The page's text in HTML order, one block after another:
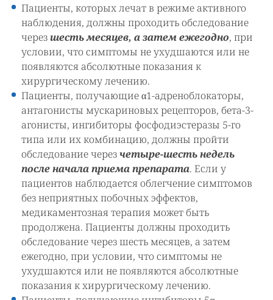
Пациенты, которых лечат в режиме активного
наблюдения, должны проходить обследование
через шесть месяцев, а затем ежегодно, при
условии, что симптомы не ухудшаются или не
появляются абсолютные показания к
хирургическому лечению.
Пациенты, получающие α1-адреноблокаторы,
антагонисты мускариновых рецепторов, бета-3-
агонисты, ингибиторы фосфодиэстеразы 5-го
типа или их комбинацию, должны пройти
обследование черезчетыре-шесть недель
после начала приема препарата. Если у
пациентов наблюдается облегчение симптомов
без неприятных побочных эффектов,
медикаментозная терапия может быть
продолжена. Пациенты должны проходить
обследование через шесть месяцев, а затем
ежегодно, при условии, что симптомы не
ухудшаются или не появляются абсолютные
показания к хирургическому лечению.